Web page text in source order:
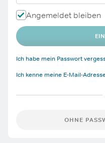
Angemeldet bleiben
Ich habe mein Passwort
Ich kenne meine E-Mail-
OHNE